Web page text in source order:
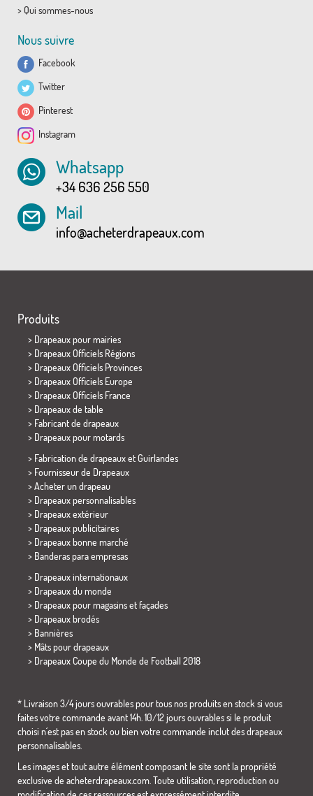
> Qui sommes-nous
Nous suivre
Facebook
Twitter
Pinterest
Instagram
Whatsapp
+34 636 256 550
Mail
info@acheterdrapeaux.com
Produits
> Drapeaux pour mairies
> Drapeaux Officiels Régions
> Drapeaux Officiels Provinces
> Drapeaux Officiels Europe
> Drapeaux Officiels France
> Drapeaux de table
> Fabricant de drapeaux
> Drapeaux pour motards
> Fabrication de drapeaux et Guirlandes
> Fournisseur de Drapeaux
> Acheter un drapeau
> Drapeaux personnalisables
> Drapeaux extérieur
> Drapeaux publicitaires
> Drapeaux bonne marché
> Banderas para empresas
> Drapeaux internationaux
> Drapeaux du monde
> Drapeaux pour magasins et façades
> Drapeaux brodés
> Bannières
> Mâts pour drapeaux
> Drapeaux Coupe du Monde de Football 2018
* Livraison 3/4 jours ouvrables pour tous nos produits en stock si vous
faites votre commande avant 14h. 10/12 jours ouvrables si le produit
choisi n´est pas en stock ou bien votre commande inclut des drapeaux
personnalisables.
Les images et tout autre élément composant le site sont la propriété
exclusive de acheterdrapeaux.com. Toute utilisation, reproduction ou